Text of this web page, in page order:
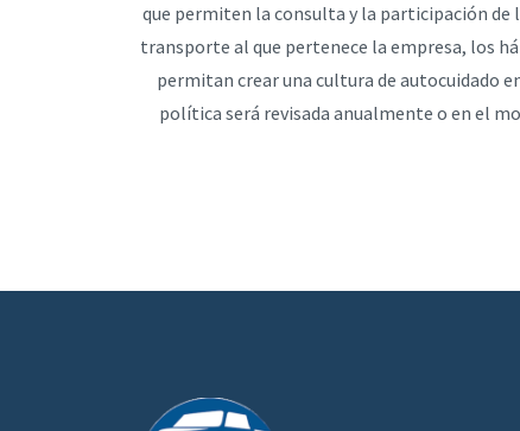
que permiten la consulta y la participación de
transporte al que pertenece la empresa, los
permitan crear una cultura de autocuidado
política será revisada anualmente o en el